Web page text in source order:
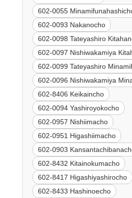
602-0055
602-0093 Nakanocho
602-0098 Tateyashiro
602-0097 Nishiwakamiya
602-0099 Tateyashiro
602-0096 Nishiwakamiya
602-8406 Keikaincho
602-0094 Yashiroyokocho
602-0957 Nishiimacho
602-0951 Higashiimacho
602-0903
602-8432 Kitainokumacho
602-8417 Higashiyashirocho
602-8433 Hashinoecho